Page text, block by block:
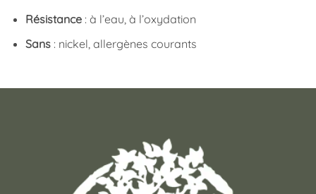
Résistance: à l’eau, à l’oxydation
Sans: nickel, allergènes courants